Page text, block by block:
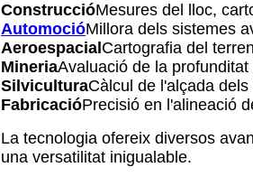
ConstruccióMesures del lloc,
AutomocióMillora dels sistemes
Aeroespacial Cartografia del
MineriaAvaluació de la
SilviculturaCàlcul de l'alçada
FabricacióPrecisió en l'alineació
La tecnologia ofereix diversos
una versatilitat inigualable.